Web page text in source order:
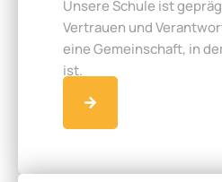
Unsere Schule ist
Vertrauen und
eine Gemeinschaft, in
ist.